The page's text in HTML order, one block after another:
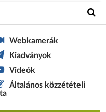
Webkamerák
Kiadványok
Videók
Általános közzétételi